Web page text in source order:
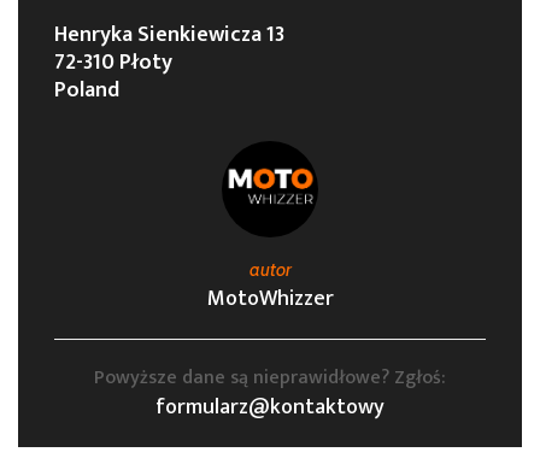
Henryka Sienkiewicza 13
72-310 Płoty
Poland
autor
MotoWhizzer
Powyższe dane są nieprawidłowe? Zgłoś:
formularz@kontaktowy